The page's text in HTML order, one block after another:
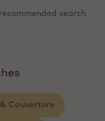
search
Couverture